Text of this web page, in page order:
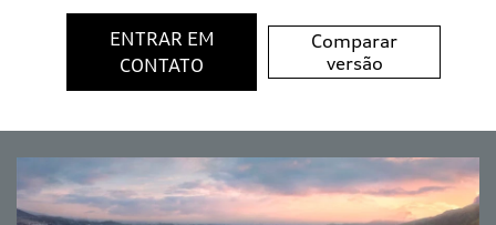
ENTRAR EM
CONTATO
Comparar
versão